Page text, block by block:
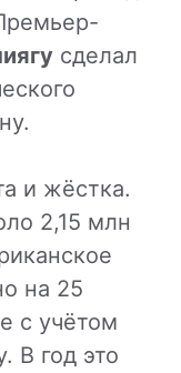
сделал
и жёстка.
2,15 млн
на 25
с учётом
В год это